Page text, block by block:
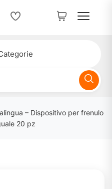
– Dispositivo per frenulo
20 pz